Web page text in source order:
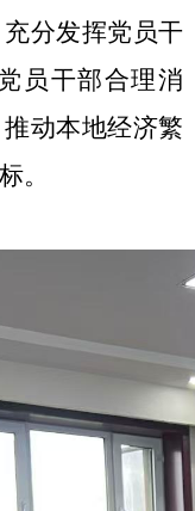
分发挥党员干
员干部合理消
动本地经济繁
。